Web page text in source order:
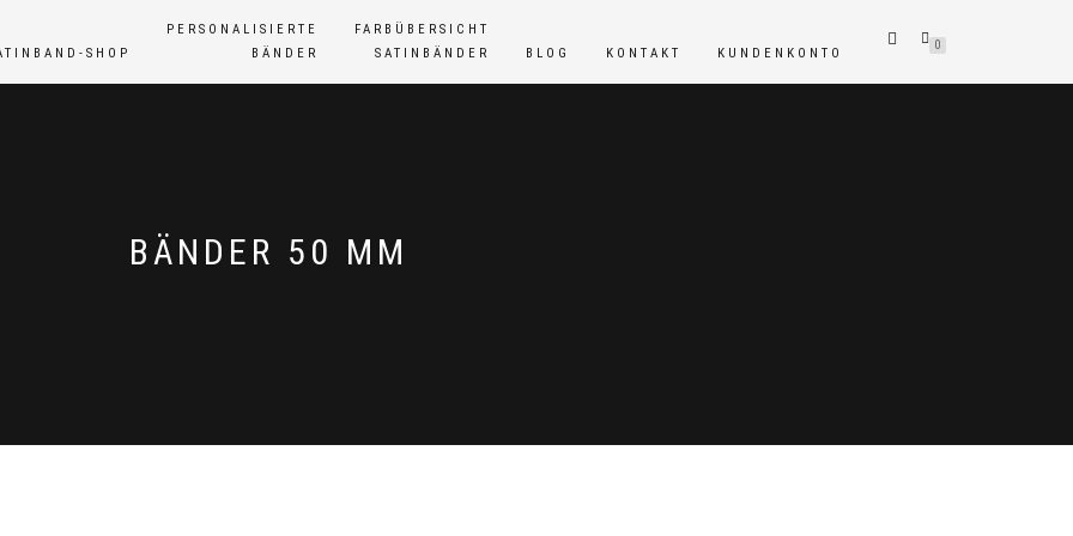
SHOP
PERSONALISIERTE
BÄNDER
FARBÜBERSICHT
SATINBÄNDER
BLOG KONTAKT KUNDENKONTO
0
BÄNDER 50 MM